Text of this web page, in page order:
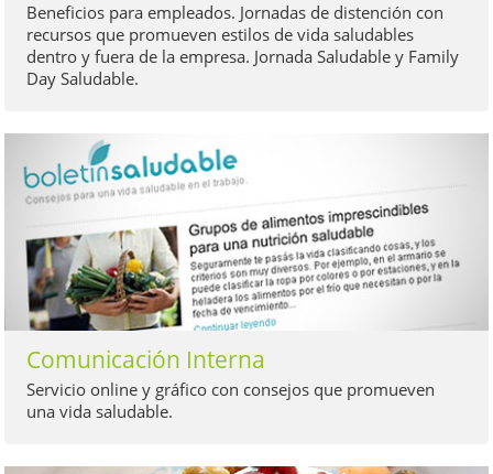
Beneficios para empleados. Jornadas de distención con
recursos que promueven estilos de vida saludables
dentro y fuera de la empresa. Jornada Saludable y Family
Day Saludable.
Comunicación Interna
Servicio online y gráfico con consejos que promueven
una vida saludable.